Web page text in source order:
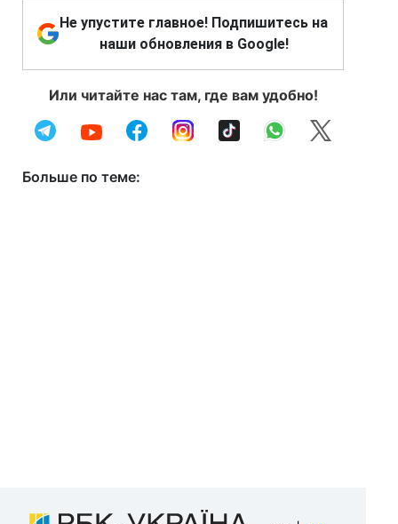
Не упустите главное! Подпишитесь на
наши обновления в Google!
Или читайте нас там, где вам удобно!
Больше по теме: